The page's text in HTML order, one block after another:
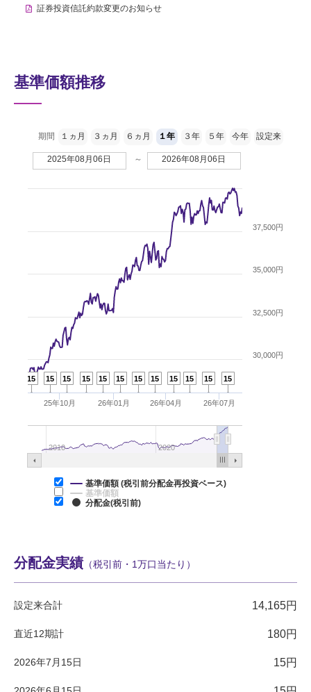
証券投資信託約款変更のお知らせ
基準価額推移
15
15
15
15
15
15
15
15
15
15
15
15
26年01月 26年07月
25年10月 26年04月
2010 2020
30,000円
32,500円
35,000円
37,500円
期間 １ヵ月 ３ヵ月 ６ヵ月 １年 ３年 ５年 今年 設定来
2025年08月06日 ～ 2026年08月06日
基準価額 (税引前分配金再投資ベース)
基準価額
分配金(税引前)
分配金実績（税引前・1万口当たり）
設定来合計 14,165円
直近12期計 180円
2026年7月15日 15円